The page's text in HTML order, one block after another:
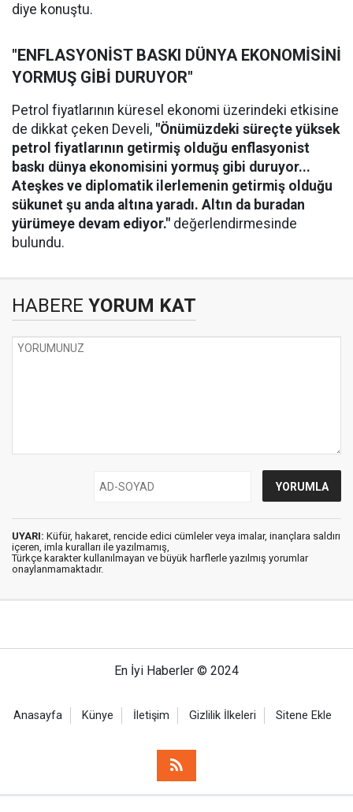
diye konuştu.
"ENFLASYONİST BASKI DÜNYA EKONOMİSİNİ
YORMUŞ GİBİ DURUYOR"
Petrol fiyatlarının küresel ekonomi üzerindeki etkisine
de dikkat çeken Develi, "Önümüzdeki süreçte yüksek
petrol fiyatlarının getirmiş olduğu enflasyonist
baskı dünya ekonomisini yormuş gibi duruyor...
Ateşkes ve diplomatik ilerlemenin getirmiş olduğu
sükunet şu anda altına yaradı. Altın da buradan
yürümeye devam ediyor." değerlendirmesinde
bulundu.
HABERE YORUM KAT
UYARI: Küfür, hakaret, rencide edici cümleler veya imalar, inançlara saldırı
içeren, imla kuralları ile yazılmamış,
Türkçe karakter kullanılmayan ve büyük harflerle yazılmış yorumlar
onaylanmamaktadır.
En İyi Haberler © 2024
Anasayfa Künye İletişim Gizlilik İlkeleri Sitene Ekle